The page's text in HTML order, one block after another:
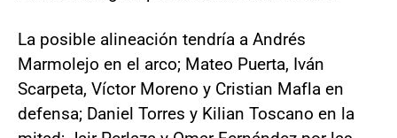
La posible alineación tendría a Andrés
Marmolejo en el arco; Mateo Puerta, Iván
Scarpeta, Víctor Moreno y Cristian Mafla en
defensa; Daniel Torres y Kilian Toscano en la